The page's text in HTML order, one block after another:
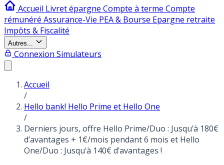
Accueil Livret épargne Compte à terme Compte
rémunéré Assurance-Vie PEA & Bourse Epargne retraite
Impôts & Fiscalité
Autres...
Connexion Simulateurs
Accueil
/
Hello bank! Hello Prime et Hello One
/
Derniers jours, offre Hello Prime/Duo : Jusqu’à 180€
d’avantages + 1€/mois pendant 6 mois et Hello
One/Duo : Jusqu’à 140€ d’avantages !